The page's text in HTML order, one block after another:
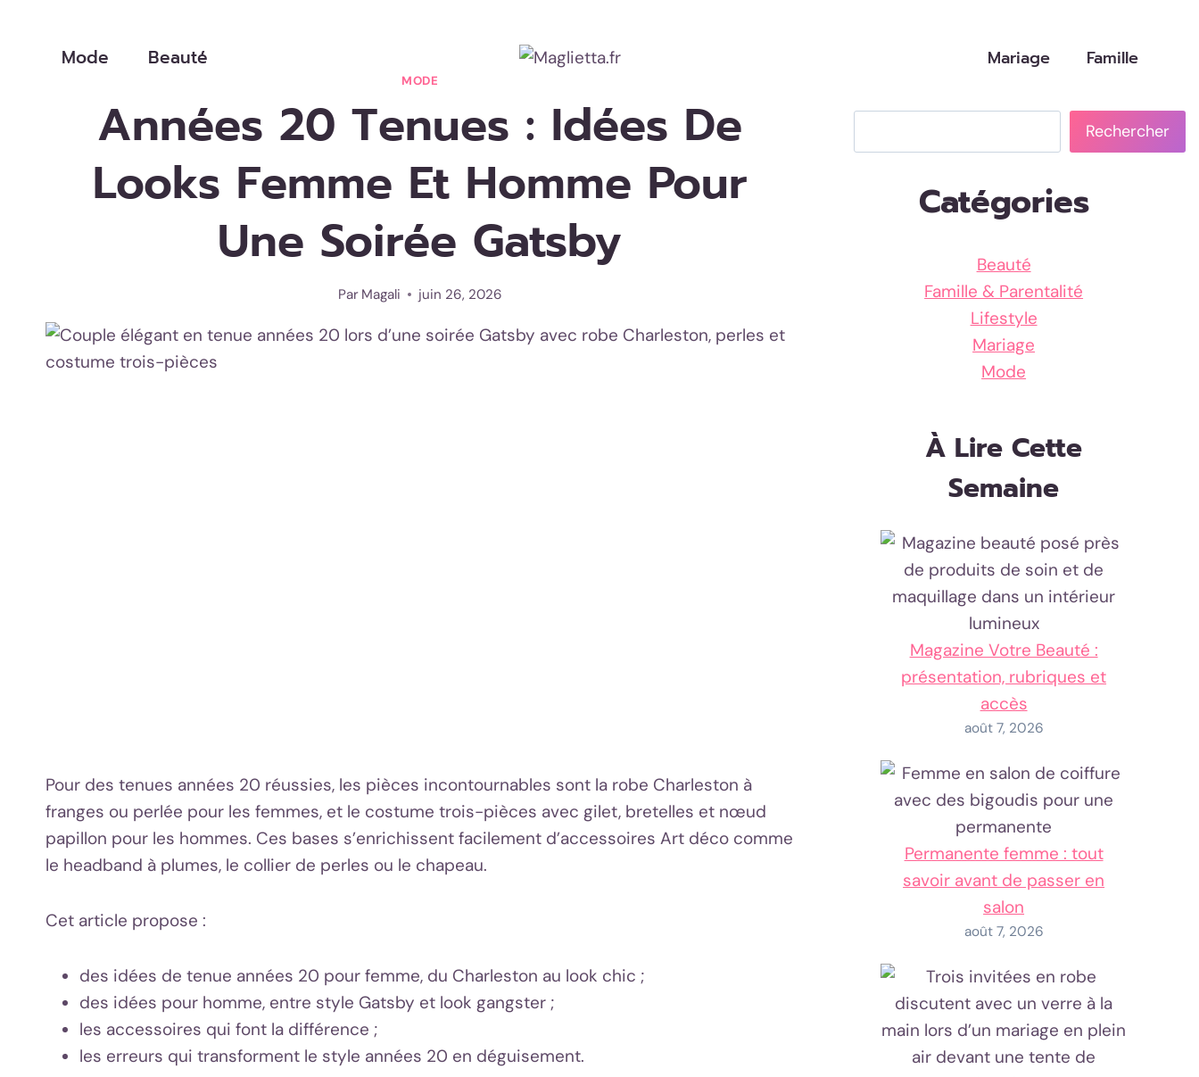
contenuMode Beauté Mariage Famille
MODE
Années 20 Tenues : Idées De
Looks Femme Et Homme Pour
Une Soirée Gatsby
Par Magali juin 26, 2026
Pour des tenues années 20 réussies, les pièces incontournables sont la robe Charleston à
franges ou perlée pour les femmes, et le costume trois-pièces avec gilet, bretelles et nœud
papillon pour les hommes. Ces bases s’enrichissent facilement d’accessoires Art déco comme
le headband à plumes, le collier de perles ou le chapeau.
Cet article propose :
des idées de tenue années 20 pour femme, du Charleston au look chic ;
des idées pour homme, entre style Gatsby et look gangster ;
les accessoires qui font la différence ;
les erreurs qui transforment le style années 20 en déguisement.
Rechercher
Catégories
Beauté
Famille & Parentalité
Lifestyle
Mariage
Mode
À Lire Cette
Semaine
Magazine Votre Beauté :
présentation, rubriques et
accès
août 7, 2026
Permanente femme : tout
savoir avant de passer en
salon
août 7, 2026